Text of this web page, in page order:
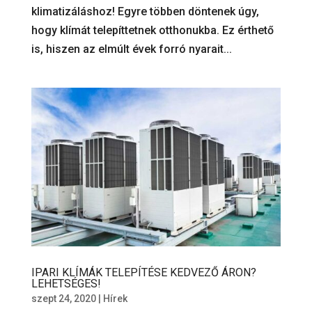
klimatizáláshoz! Egyre többen döntenek úgy,
hogy klímát telepíttetnek otthonukba. Ez érthető
is, hiszen az elmúlt évek forró nyarait...
IPARI KLÍMÁK TELEPÍTÉSE KEDVEZŐ ÁRON?
LEHETSÉGES!
szept 24, 2020| Hírek